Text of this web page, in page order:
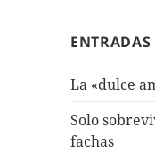
ENTRADAS
La «dulce
Solo
fachas